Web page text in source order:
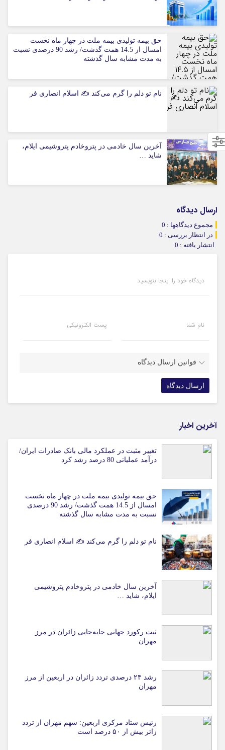
حق بیمه تولیدی بیمه ملت در چهار ماه نخست
امسال از 14.5 همت گذشت/ رشد 90 درصدی نسبت
به مدت مشابه سال گذشته
نام تو دلم را گرم می‌کند ✍️ اسلام انصاری فر
آخرین سال خادمی در پتروخادم پتروشیمی ایلام،
شاید …
ارسال دیدگاه
مجموع دیدگاهها : 0
در انتظار بررسی : 0
انتشار یافته : 0
دیدگاه خود را اینجا بنویسید
نام شما پست الکترونیکی
قوانین ارسال دیدگاه
آخرین اخبار
تغییر مثبت در عملکرد مالی بانک صادرات ایران/
درآمد عملیاتی 80 درصد رشد کرد
حق بیمه تولیدی بیمه ملت در چهار ماه نخست
امسال از 14.5 همت گذشت/ رشد 90 درصدی
نسبت به مدت مشابه سال گذشته
نام تو دلم را گرم می‌کند ✍️ اسلام انصاری فر
آخرین سال خادمی در پتروخادم پتروشیمی
ایلام، شاید …
ثبت رکورد جهانی جابه‌جایی زائران در مرز
مهران
رشد ۲۴ درصدی تردد زائران در اربعین از مرز
مهران
رئیس ستاد مرکزی اربعین: سهم مهران از تردد
زائر بیش از ۵۰ درصد است